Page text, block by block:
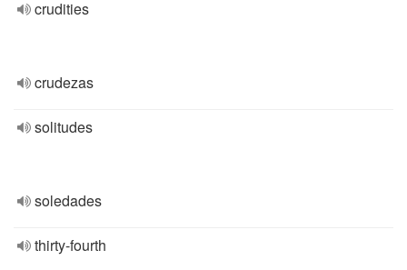
crudities
crudezas
solitudes
soledades
thirty-fourth